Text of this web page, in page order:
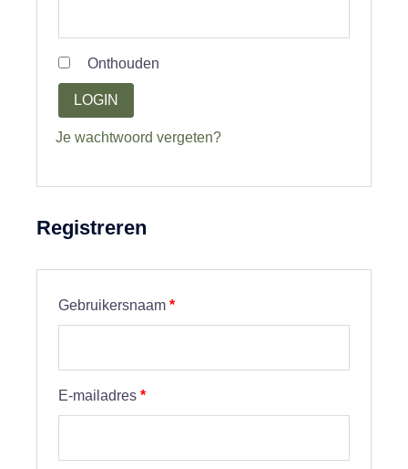
Onthouden
LOGIN
Je wachtwoord vergeten?
Registreren
Gebruikersnaam *Vereist
E-mailadres *Vereist